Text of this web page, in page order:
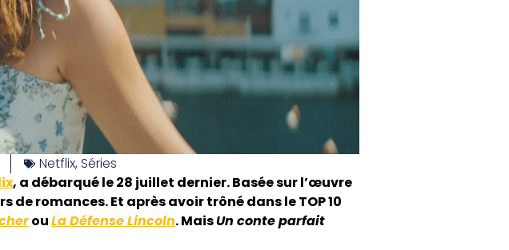
Netflix,Séries
, a débarqué le 28 juillet dernier. Basée sur l’œuvre
romances. Et après avoir trôné dans le TOP 10
ouLa Défense Lincoln. MaisUn conte parfait